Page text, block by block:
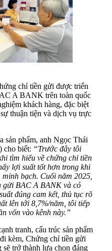
chỉ tiền gửi được triển
A BANK trên toàn quốc
khách hàng, đặc biệt
thuận tiện và dịch vụ trực
sản phẩm, anh Ngọc Thái
cho biết: “Trước đây tôi
tìm hiểu về chứng chỉ tiền
lợi suất tốt hơn trong khi
bạch. Cuối năm 2025,
gửi BAC A BANK và có
đúng cam kết, thủ tục rõ
lên tới 8,7%/năm, tôi tiếp
vốn vào kênh này.”
tranh, cấu trúc sản phẩm
kèm, Chứng chỉ tiền gửi
trở thành lựa chọn đáng